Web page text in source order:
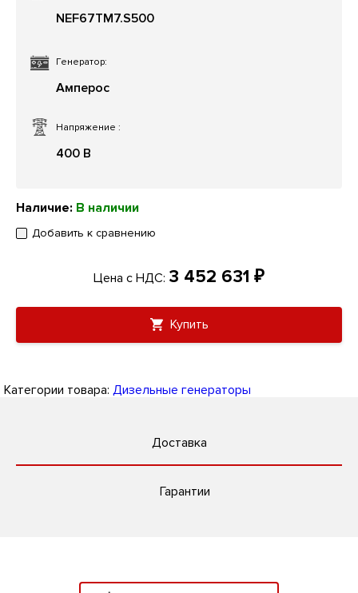
NEF67TM7.S500
Напряжение :
400 В
Генератор:
Амперос
Наличие: В наличии
Добавить к сравнению
Цена с НДС: 3 452 631 ₽
Купить
Категории товара: Дизельные генераторы
Доставка
Гарантии